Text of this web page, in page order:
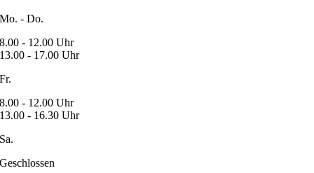
Mo. - Do.
8.00 - 12.00 Uhr
13.00 - 17.00 Uhr
Fr.
8.00 - 12.00 Uhr
13.00 - 16.30 Uhr
Sa.
Geschlossen